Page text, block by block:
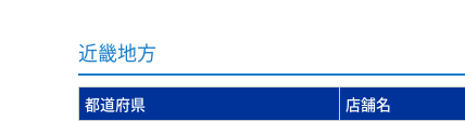
近畿地方
都道府県 店舗名